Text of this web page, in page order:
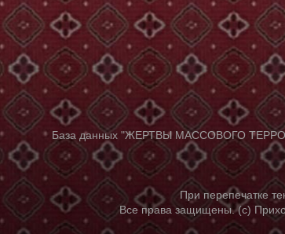
База данных "ЖЕРТВЫ МАССОВОГО ТЕРРОРА,
При перепечатке
Все права защищены. (с)